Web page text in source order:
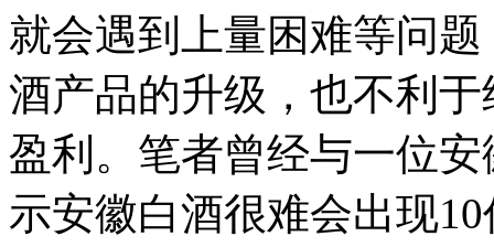
就会遇到上量困难等问
酒产品的升级，也不利
盈利。笔者曾经与一位
示安徽白酒很难会出现